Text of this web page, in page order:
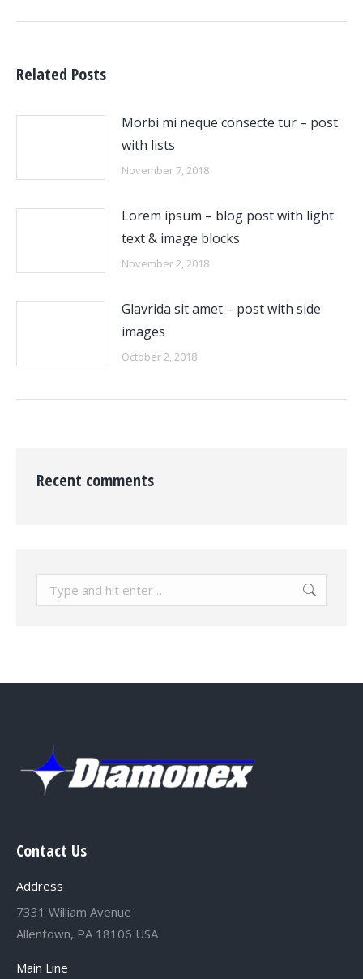
Related Posts
Morbi mi neque consecte tur – post
with lists
November 7, 2018
Lorem ipsum – blog post with light
text & image blocks
November 2, 2018
Glavrida sit amet – post with side
images
October 2, 2018
Recent comments
Search:
Contact Us
Address
7331 William Avenue
Allentown, PA 18106 USA
Main Line